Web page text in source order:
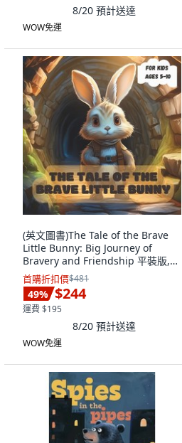
8/20 預計送達
WOW免運
(英文圖書)The Tale of the Brave
Little Bunny: Big Journey of
Bravery and Friendship 平裝版,
Independently Published, 英文
首購折扣價$481
49% $244
運費 $195
8/20 預計送達
WOW免運